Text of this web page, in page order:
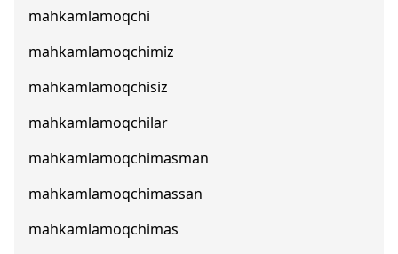
mahkamlamoqchi
mahkamlamoqchimiz
mahkamlamoqchisiz
mahkamlamoqchilar
mahkamlamoqchimasman
mahkamlamoqchimassan
mahkamlamoqchimas